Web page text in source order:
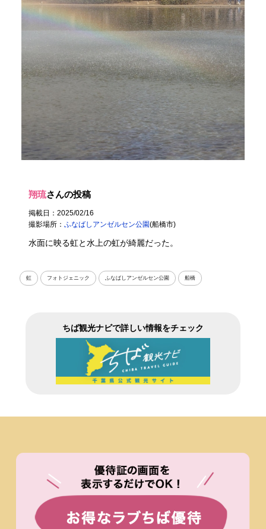
翔琉さんの投稿
掲載日：2025/02/16
撮影場所：ふなばしアンゼルセン公園(船橋市)
水面に映る虹と水上の虹が綺麗だった。
虹 フォトジェニック ふなばしアンゼルセン公園 船橋
ちば観光ナビで詳しい情報をチェック